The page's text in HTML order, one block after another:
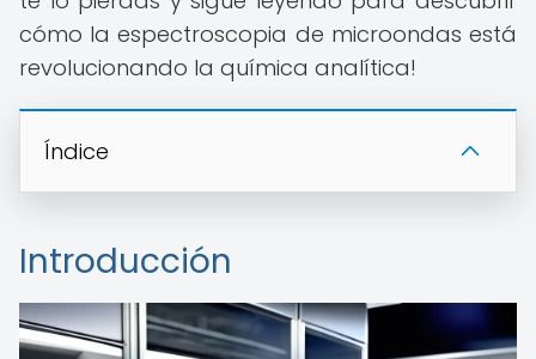
cómo la espectroscopia de microondas está
revolucionando la química analítica!
Índice
Introducción